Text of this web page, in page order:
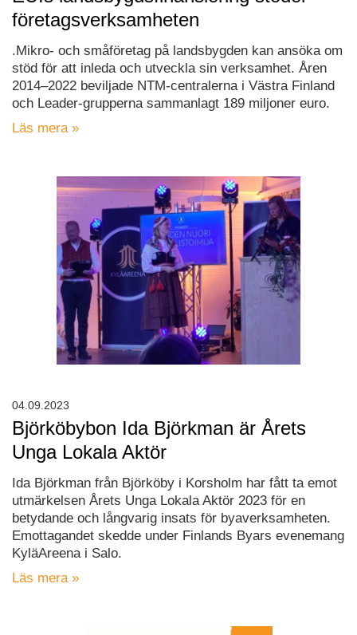
företagsverksamheten
.Mikro- och småföretag på landsbygden kan ansöka om
stöd för att inleda och utveckla sin verksamhet. Åren
2014–2022 beviljade NTM-centralerna i Västra Finland
och Leader-grupperna sammanlagt 189 miljoner euro.
Läs mera »
Björköbybon Ida Björkman är Årets
Unga Lokala Aktör
Ida Björkman från Björköby i Korsholm har fått ta emot
utmärkelsen Årets Unga Lokala Aktör 2023 för en
betydande och långvarig insats för byaverksamheten.
Emottagandet skedde under Finlands Byars evenemang
KyläAreena i Salo.
Läs mera »
04.09.2023